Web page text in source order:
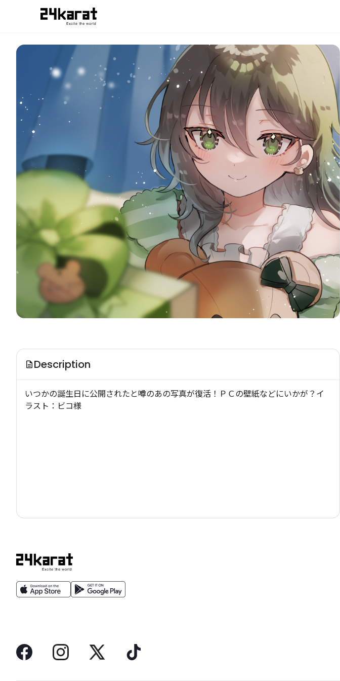
真白野とうふ 復刻！真白野とうふおうちデート写真
Description
いつかの誕生日に公開されたと噂のあの写真が復活！ＰＣの壁紙などにいかが？イ
ラスト：ビコ様